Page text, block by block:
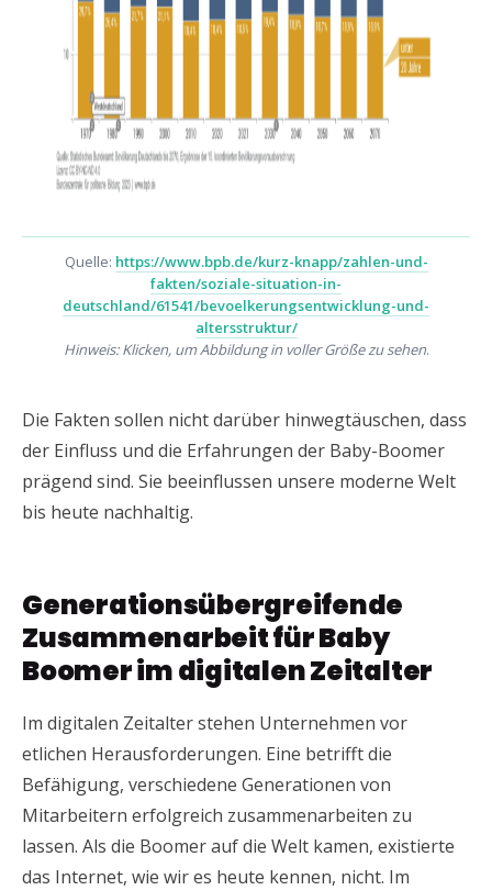
Quelle: https://www.bpb.de/kurz-knapp/zahlen-und-
fakten/soziale-situation-in-
deutschland/61541/bevoelkerungsentwicklung-und-
altersstruktur/
Hinweis: Klicken, um Abbildung in voller Größe zu sehen.
Die Fakten sollen nicht darüber hinwegtäuschen, dass
der Einfluss und die Erfahrungen der Baby-Boomer
prägend sind. Sie beeinflussen unsere moderne Welt
bis heute nachhaltig.
Generationsübergreifende
Zusammenarbeit für Baby
Boomer im digitalen Zeitalter
Im digitalen Zeitalter stehen Unternehmen vor
etlichen Herausforderungen. Eine betrifft die
Befähigung, verschiedene Generationen von
Mitarbeitern erfolgreich zusammenarbeiten zu
lassen. Als die Boomer auf die Welt kamen, existierte
das Internet, wie wir es heute kennen, nicht. Im